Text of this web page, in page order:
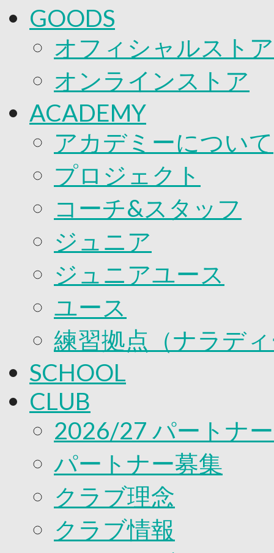
GOODS
オフィシャルスト
オンラインストア
ACADEMY
アカデミーについて
プロジェクト
コーチ&スタッフ
ジュニア
ジュニアユース
ユース
練習拠点（ナラデ
SCHOOL
CLUB
2026/27 パートナ
パートナー募集
クラブ理念
クラブ情報